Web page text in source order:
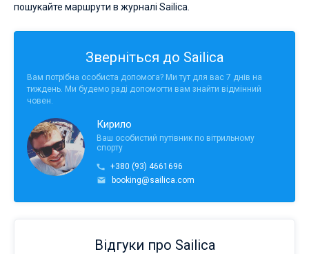
пошукайте маршрути в журналі Sailica.
Зверніться до Sailica
Вам потрібна особиста допомога? Ми тут для вас 7 днів на
тиждень. Ми будемо раді допомогти вам знайти відмінний
човен.
Кирило
Ваш особистий путівник по вітрильному
спорту
+380 (93) 4661696
booking@sailica.com
Відгуки про Sailica